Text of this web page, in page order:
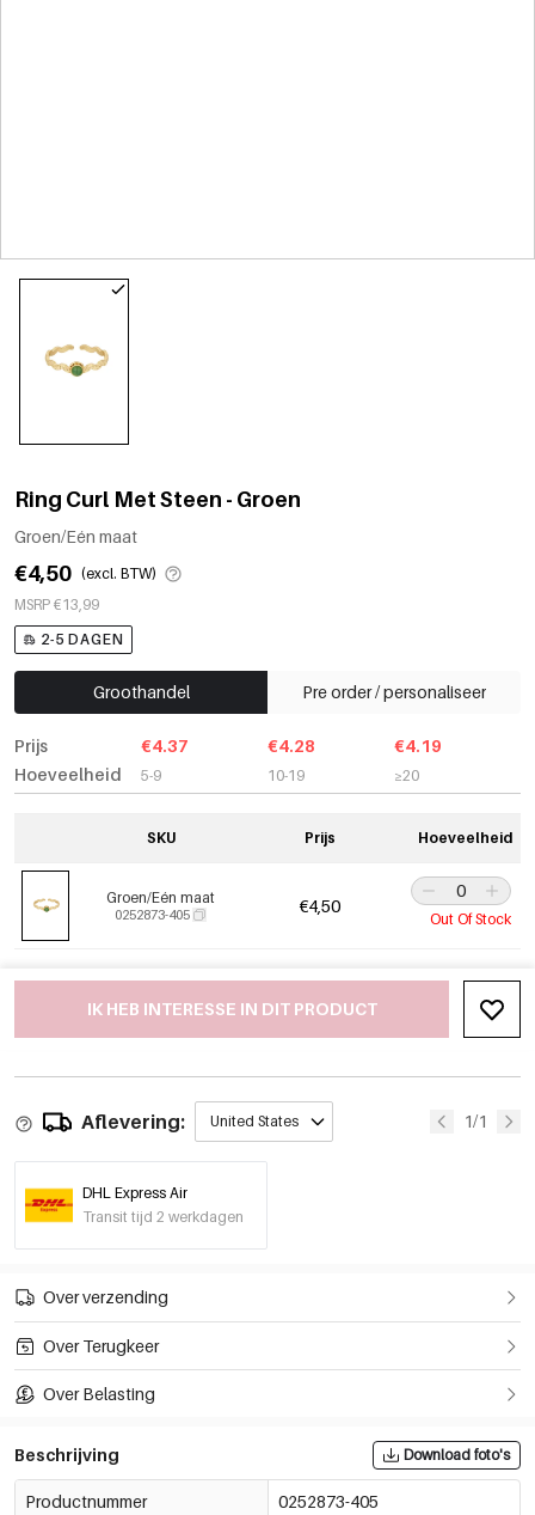
Ring Curl Met Steen - Groen
Groen/Eén maat
€4,50 (excl. BTW)
MSRP €13,99
2-5 DAGEN
Groothandel Pre order / personaliseer
Prijs
Hoeveelheid
€4.37
5-9
€4.28
10-19
€4.19
≥20
SKU Prijs Hoeveelheid
Groen/Eén maat
0252873-405 €4,50
Out Of Stock
IK HEB INTERESSE IN DIT PRODUCT
Aflevering: United States 1/1
DHL Express Air
Transit tijd 2 werkdagen
Over verzending
Over Terugkeer
Over Belasting
Beschrijving Download foto's
Productnummer 0252873-405